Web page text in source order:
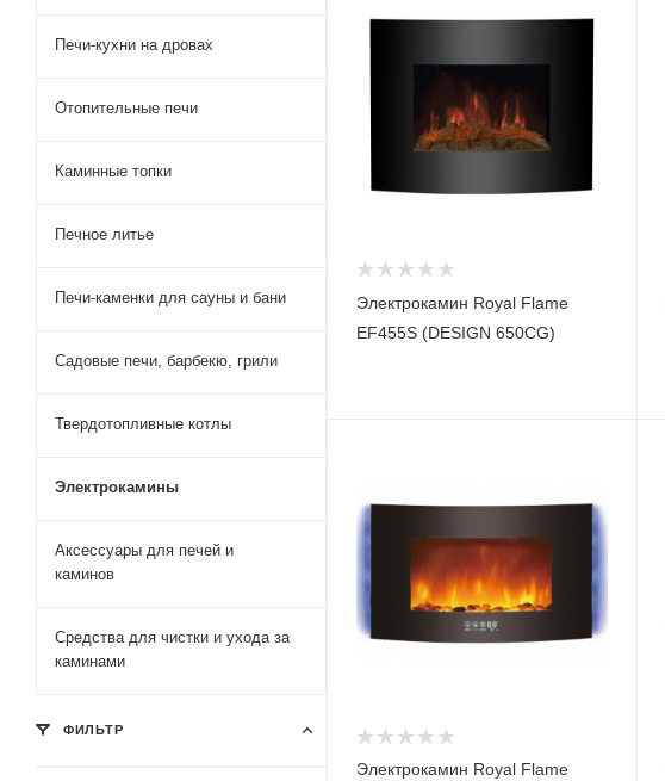
Электрокамин Royal Flame
EF455S (DESIGN 650CG)
Электрокамин Royal Flame
Печи-кухни на дровах
Отопительные печи
Каминные топки
Печное литье
Печи-каменки для сауны и бани
Садовые печи, барбекю, грили
Твердотопливные котлы
Электрокамины
Аксессуары для печей и
каминов
Средства для чистки и ухода за
каминами
ФИЛЬТР